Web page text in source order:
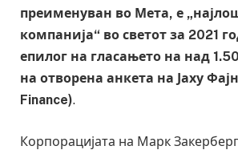
преименуван во Мета, е
компанија“ во светот за 2021
епилог на гласањето на над
на отворена анкета на Јаху
Finance).
Корпорацијата на Марк